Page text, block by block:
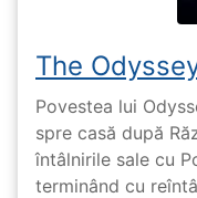
The
Povestea lui
spre casă după
întâlnirile sale cu
terminând cu